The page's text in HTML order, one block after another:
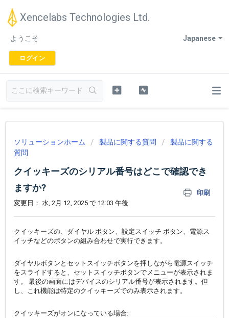
Xencelabs Technologies Ltd.
Japanese
ようこそ
ログイン
ソリューションホーム 製品に関する質問
製品に関する
質問
クイッキーズのシリアル番号はどこで確認でき
ますか?
印刷
変更日： 水, 2月 12, 2025 で 12:03 午後
クイッキーズの、ダイヤル ボタン、設定スイッチ ボタン、電源ス
イッチなどのボタンの組み合わせで実行できます。
ダイヤルボタンとセットスイッチボタンを押しながら電源スイッチ
をスライドすると、セットスイッチボタンでメニューが表示されま
す。 最後の画面にはデバイスのシリアル番号が表示されます。但
し、これ機能は特定のクイッキーズでのみ表示されます。
クイッキーズがオンになっている場合: